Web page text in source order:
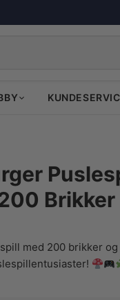
Brikker
159,00.
med 200 brikker